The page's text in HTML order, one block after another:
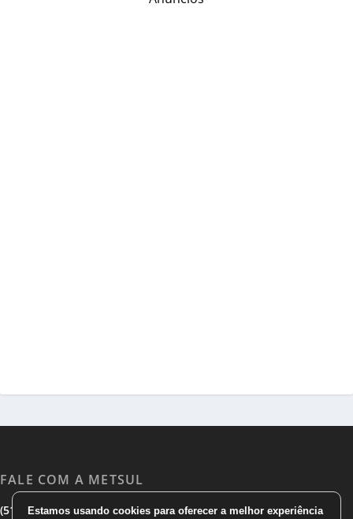
FALE COM A METSUL
(51) 3533 1983|(51)3785 7752|comercial@metsul.com
Estamos usando cookies para oferecer a melhor experiência